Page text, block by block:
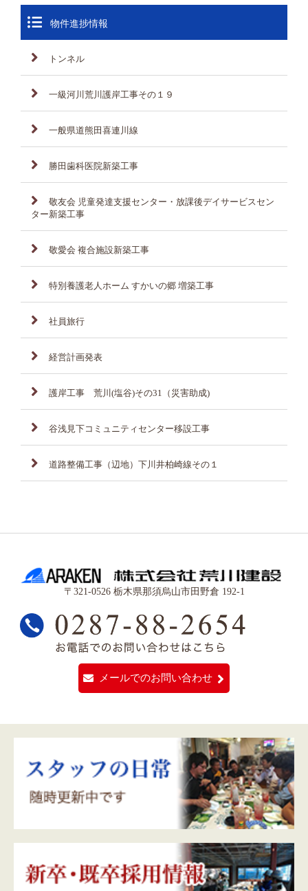
物件進捗情報
トンネル
一級河川荒川護岸工事その１９
一般県道熊田喜連川線
勝田歯科医院新築工事
敬友会 児童発達支援センター・放課後デイサービスセン
ター新築工事
敬愛会 複合施設新築工事
特別養護老人ホーム すかいの郷 増築工事
社員旅行
経営計画発表
護岸工事 荒川(塩谷)その31（災害助成)
谷浅見下コミュニティセンター移設工事
道路整備工事（辺地）下川井柏崎線その１
〒321-0526 栃木県那須烏山市田野倉 192-1
メールでのお問い合わせ